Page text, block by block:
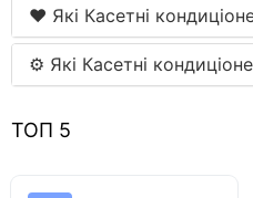
❤️ Які Касетні
⚙ Які Касетні
ТОП 5